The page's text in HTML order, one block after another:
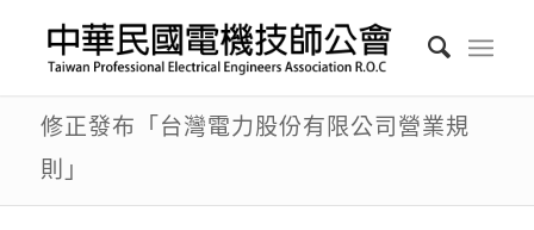
修正發布「台灣電力股份有限公司營業規
則」